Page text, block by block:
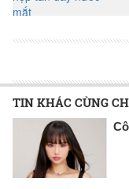
TIN KHÁC CÙNG